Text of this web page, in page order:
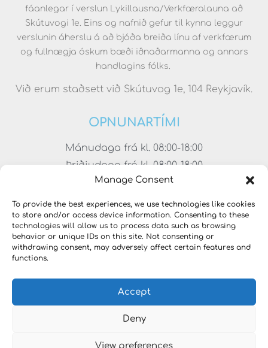
Manage Consent
To provide the best experiences, we use technologies like cookies
to store and/or access device information. Consenting to these
technologies will allow us to process data such as browsing
behavior or unique IDs on this site. Not consenting or
withdrawing consent, may adversely affect certain features and
functions.
Accept
Deny
View preferences
fáanlegar í verslun Lykillausna/Verkfæralauna að
Skútuvogi 1e. Eins og nafnið gefur til kynna leggur
verslunin áherslu á að bjóða breiða línu af verkfærum
og fullnægja óskum bæði iðnaðarmanna og annars
handlagins fólks.
Við erum staðsett við Skútuvog 1e, 104 Reykjavík.
OPNUNARTÍMI
Mánudaga frá kl. 08:00-18:00
Þriðjudaga frá kl. 08:00-18:00
Miðvikudaga frá kl. 08:00-18:00
Fimmtudaga frá kl. 08:00-18:00
Föstudaga frá kl. 08:00-17:00
Laugardaga frá kl. 11:00-15:00